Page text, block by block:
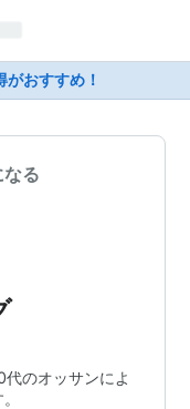
おすすめ！
る
のオッサンによ